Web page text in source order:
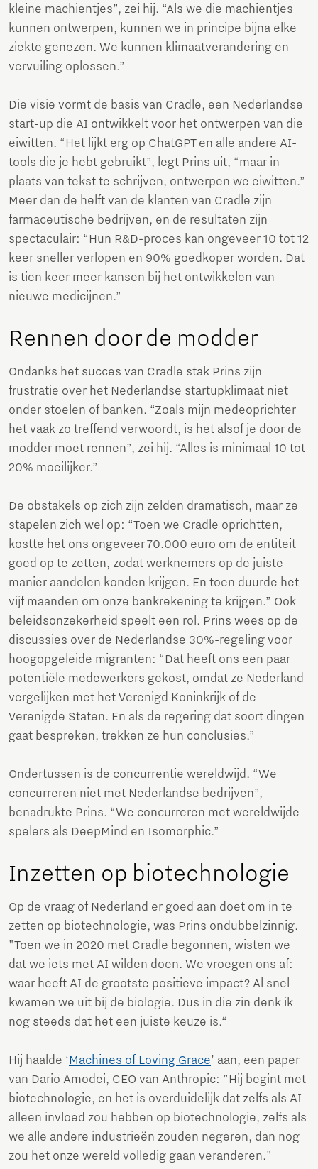
kleine machientjes”, zei hij. “Als we die machientjes
kunnen ontwerpen, kunnen we in principe bijna elke
ziekte genezen. We kunnen klimaatverandering en
vervuiling oplossen.”
Die visie vormt de basis van Cradle, een Nederlandse
start-up die AI ontwikkelt voor het ontwerpen van die
eiwitten. “Het lijkt erg op ChatGPT en alle andere AI-
tools die je hebt gebruikt”, legt Prins uit, “maar in
plaats van tekst te schrijven, ontwerpen we eiwitten.”
Meer dan de helft van de klanten van Cradle zijn
farmaceutische bedrijven, en de resultaten zijn
spectaculair: “Hun R&D-proces kan ongeveer 10 tot 12
keer sneller verlopen en 90% goedkoper worden. Dat
is tien keer meer kansen bij het ontwikkelen van
nieuwe medicijnen.”
Rennen door de modder
Ondanks het succes van Cradle stak Prins zijn
frustratie over het Nederlandse startupklimaat niet
onder stoelen of banken. “Zoals mijn medeoprichter
het vaak zo treffend verwoordt, is het alsof je door de
modder moet rennen”, zei hij. “Alles is minimaal 10 tot
20% moeilijker.”
De obstakels op zich zijn zelden dramatisch, maar ze
stapelen zich wel op: “Toen we Cradle oprichtten,
kostte het ons ongeveer 70.000 euro om de entiteit
goed op te zetten, zodat werknemers op de juiste
manier aandelen konden krijgen. En toen duurde het
vijf maanden om onze bankrekening te krijgen.” Ook
beleidsonzekerheid speelt een rol. Prins wees op de
discussies over de Nederlandse 30%-regeling voor
hoogopgeleide migranten: “Dat heeft ons een paar
potentiële medewerkers gekost, omdat ze Nederland
vergelijken met het Verenigd Koninkrijk of de
Verenigde Staten. En als de regering dat soort dingen
gaat bespreken, trekken ze hun conclusies.”
Ondertussen is de concurrentie wereldwijd. “We
concurreren niet met Nederlandse bedrijven”,
benadrukte Prins. “We concurreren met wereldwijde
spelers als DeepMind en Isomorphic.”
Inzetten op biotechnologie
Op de vraag of Nederland er goed aan doet om in te
zetten op biotechnologie, was Prins ondubbelzinnig.
"Toen we in 2020 met Cradle begonnen, wisten we
dat we iets met AI wilden doen. We vroegen ons af:
waar heeft AI de grootste positieve impact? Al snel
kwamen we uit bij de biologie. Dus in die zin denk ik
nog steeds dat het een juiste keuze is.“
Hij haalde ‘Machines of Loving Grace’ aan, een paper
van Dario Amodei, CEO van Anthropic: ”Hij begint met
biotechnologie, en het is overduidelijk dat zelfs als AI
alleen invloed zou hebben op biotechnologie, zelfs als
we alle andere industrieën zouden negeren, dan nog
zou het onze wereld volledig gaan veranderen."